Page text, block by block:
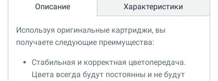
Описание Характеристики
Используя оригинальные картриджи, вы
получаете следующие преимущества:
Стабильная и корректная цветопередача.
Цвета всегда будут постоянны и не будут